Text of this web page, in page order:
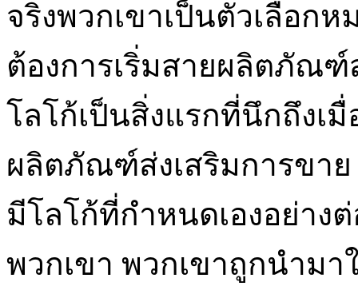
จริงพวกเขาเป็นตัวเลือก
ต้องการเริ่มสายผลิตภัณฑ์
โลโก้เป็นสิ่งแรกที่นึกถึงเ
ผลิตภัณฑ์ส่งเสริมการขา
มีโลโก้ที่กำหนดเองอย่าง
พวกเขา พวกเขาถูกนำม